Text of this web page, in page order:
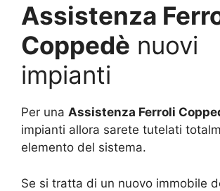
Assistenza
Coppedè nuovi
impianti
Per una Assistenza Ferroli
impianti allora sarete tutelati
elemento del sistema.
Se si tratta di un nuovo immobile